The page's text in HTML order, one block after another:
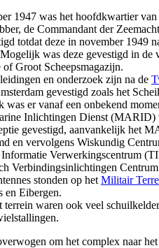
1947 was het hoofdkwartier van
de Commandant der
totdat deze in november 1949
was deze gevestigd in de
Groot Scheepsmagazijn.
en onderzoek zijn na de
gevestigd zoals het
was er vanaf een onbekend
Inlichtingen Dienst (MARID)
gevestigd, aanvankelijk het
en vervolgens Wiskundig
Verwerkingscentrum
Verbindingsinlichtingen
stonden op het Militair
en Eibergen.
terrein waren ook veel
om het complex naar